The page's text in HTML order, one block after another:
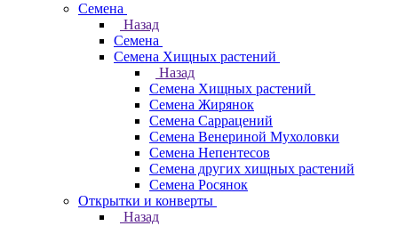
Семена
Назад
Семена
Семена Хищных растений
Назад
Семена Хищных растений
Семена Жирянок
Семена Саррацений
Семена Венериной Мухоловки
Семена Непентесов
Семена других хищных растений
Семена Росянок
Открытки и конверты
Назад